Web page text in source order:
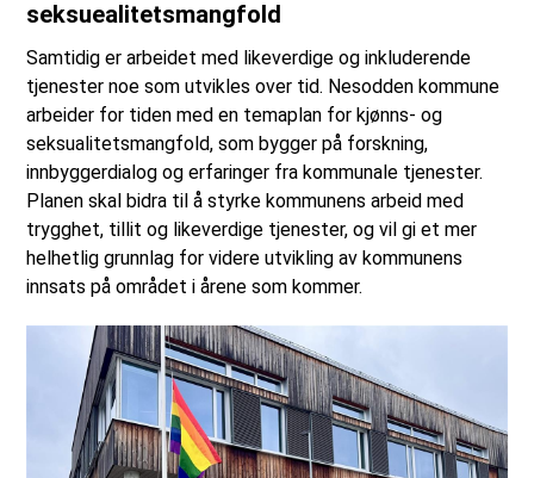
seksuealitetsmangfold
Samtidig er arbeidet med likeverdige og inkluderende
tjenester noe som utvikles over tid. Nesodden kommune
arbeider for tiden med en temaplan for kjønns- og
seksualitetsmangfold, som bygger på forskning,
innbyggerdialog og erfaringer fra kommunale tjenester.
Planen skal bidra til å styrke kommunens arbeid med
trygghet, tillit og likeverdige tjenester, og vil gi et mer
helhetlig grunnlag for videre utvikling av kommunens
innsats på området i årene som kommer.